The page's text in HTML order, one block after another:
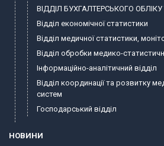
ВІДДІЛ БУХГАЛТЕРСЬКОГО ОБЛІКУ
Відділ економічної статистики
Відділ медичної статистики,
Відділ обробки медико-
Інформаційно-аналітичний відділ
Відділ координації та розвитку
систем
Господарський відділ
НОВИНИ